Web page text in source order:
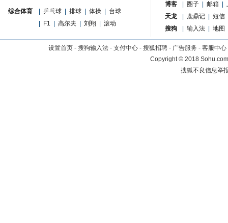
综合体育 乒乓球 排球 体操
台球
F1 高尔夫 刘翔 滚动
博客 圈子 邮箱
天龙
鹿鼎记
短信
搜狗
输入法 地图
设置首页 - 搜狗输入法 - 支付中心 - 搜狐招聘 - 广告服务 - 客服中心
Copyright©2018
搜狐不良信息举